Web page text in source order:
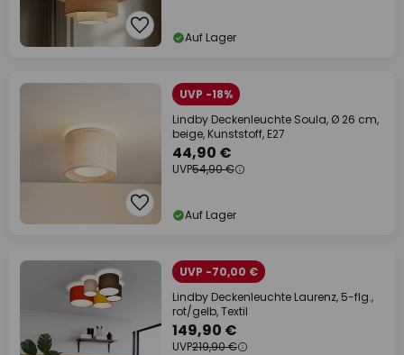
Auf Lager
UVP -18%
Lindby Deckenleuchte Soula, Ø 26 cm,
beige, Kunststoff, E27
44,90 €
UVP54,90 €
Auf Lager
UVP -70,00 €
Lindby Deckenleuchte Laurenz, 5-flg.,
rot/gelb, Textil
149,90 €
UVP219,90 €